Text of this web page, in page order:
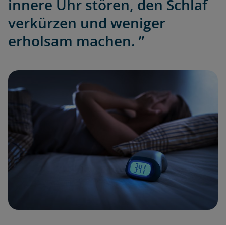
innere Uhr stören, den Schlaf
verkürzen und weniger
erholsam machen. ”